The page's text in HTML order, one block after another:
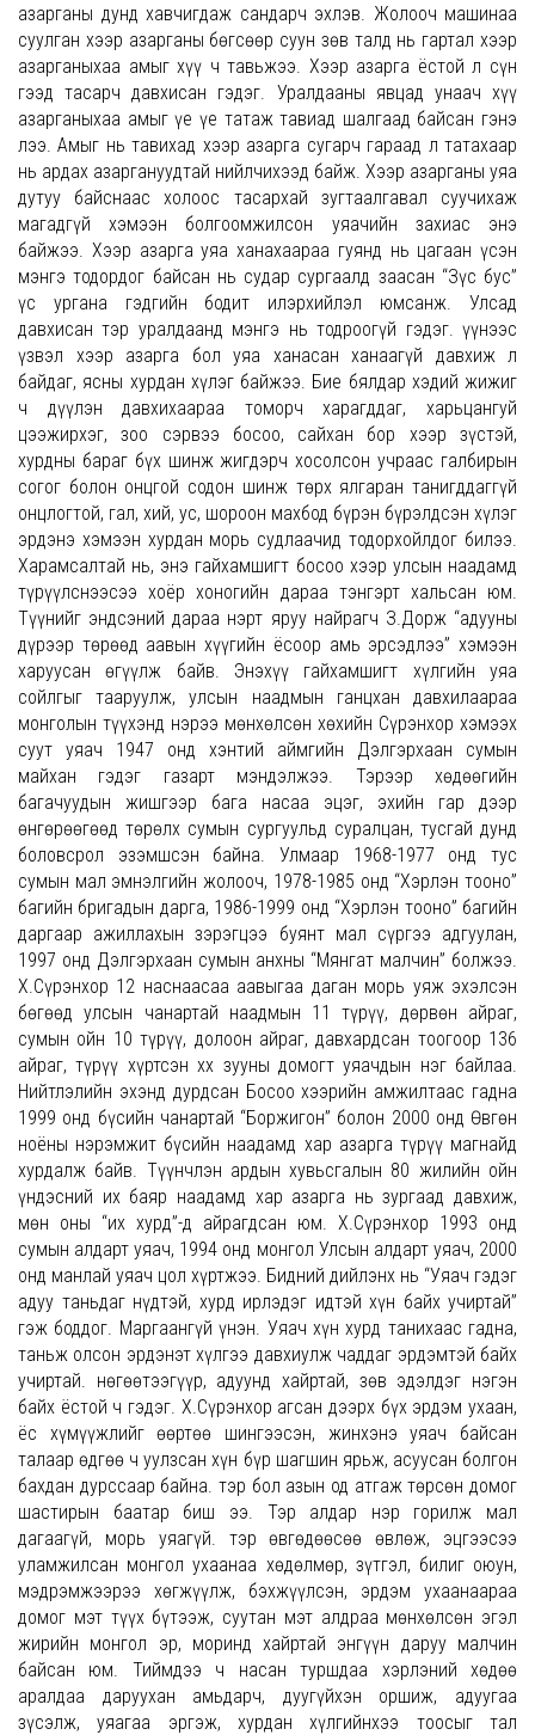
азарганы дунд хавчигдаж сандарч эхлэв. Жолооч машинаа
суулган хээр азарганы бөгсөөр суун зөв талд нь гартал хээр
азарганыхаа амыг хүү ч тавьжээ. Хээр азарга ёстой л сүн
гээд тасарч давхисан гэдэг. Уралдааны явцад унаач хүү
азарганыхаа амыг үе үе татаж тавиад шалгаад байсан гэнэ
лээ. Амыг нь тавихад хээр азарга сугарч гараад л татахаар
нь ардах азаргануудтай нийлчихээд байж. Хээр азарганы уяа
дутуу байснаас холоос тасархай зугтаалгавал суучихаж
магадгүй хэмээн болгоомжилсон уяачийн захиас энэ
байжээ. Хээр азарга уяа ханахаараа гуянд нь цагаан үсэн
мэнгэ тодордог байсан нь судар сургаалд заасан “Зүс бус”
үс ургана гэдгийн бодит илэрхийлэл юмсанж. Улсад
давхисан тэр уралдаанд мэнгэ нь тодроогүй гэдэг. үүнээс
үзвэл хээр азарга бол уяа ханасан ханаагүй давхиж л
байдаг, ясны хурдан хүлэг байжээ. Бие бялдар хэдий жижиг
ч дүүлэн давхихаараа томорч харагддаг, харьцангуй
цээжирхэг, зоо сэрвээ босоо, сайхан бор хээр зүстэй,
хурдны бараг бүх шинж жигдэрч хосолсон учраас галбирын
согог болон онцгой содон шинж төрх ялгаран танигддаггүй
онцлогтой, гал, хий, ус, шороон махбод бүрэн бүрэлдсэн хүлэг
эрдэнэ хэмээн хурдан морь судлаачид тодорхойлдог билээ.
Харамсалтай нь, энэ гайхамшигт босоо хээр улсын наадамд
түрүүлснээсээ хоёр хоногийн дараа тэнгэрт хальсан юм.
Түүнийг эндсэний дараа нэрт яруу найрагч З.Дорж “адууны
дүрээр төрөөд аавын хүүгийн ёсоор амь эрсэдлээ” хэмээн
харуусан өгүүлж байв. Энэхүү гайхамшигт хүлгийн уяа
сойлгыг тааруулж, улсын наадмын ганцхан давхилаараа
монголын түүхэнд нэрээ мөнхөлсөн хөхийн Сүрэнхор хэмээх
суут уяач 1947 онд хэнтий аймгийн Дэлгэрхаан сумын
майхан гэдэг газарт мэндэлжээ. Тэрээр хөдөөгийн
багачуудын жишгээр бага насаа эцэг, эхийн гар дээр
өнгөрөөгөөд төрөлх сумын сургуульд суралцан, тусгай дунд
боловсрол эзэмшсэн байна. Улмаар 1968-1977 онд тус
сумын мал эмнэлгийн жолооч, 1978-1985 онд “Хэрлэн тооно”
багийн бригадын дарга, 1986-1999 онд “Хэрлэн тооно” багийн
даргаар ажиллахын зэрэгцээ буянт мал сүргээ адгуулан,
1997 онд Дэлгэрхаан сумын анхны “Мянгат малчин” болжээ.
Х.Сүрэнхор 12 наснаасаа аавыгаа даган морь уяж эхэлсэн
бөгөөд улсын чанартай наадмын 11 түрүү, дөрвөн айраг,
сумын ойн 10 түрүү, долоон айраг, давхардсан тоогоор 136
айраг, түрүү хүртсэн хх зууны домогт уяачдын нэг байлаа.
Нийтлэлийн эхэнд дурдсан Босоо хээрийн амжилтаас гадна
1999 онд бүсийн чанартай “Боржигон” болон 2000 онд Өвгөн
ноёны нэрэмжит бүсийн наадамд хар азарга түрүү магнайд
хурдалж байв. Түүнчлэн ардын хувьсгалын 80 жилийн ойн
үндэсний их баяр наадамд хар азарга нь зургаад давхиж,
мөн оны “их хурд”-д айрагдсан юм. Х.Сүрэнхор 1993 онд
сумын алдарт уяач, 1994 онд монгол Улсын алдарт уяач, 2000
онд манлай уяач цол хүртжээ. Бидний дийлэнх нь “Уяач гэдэг
адуу таньдаг нүдтэй, хурд ирлэдэг идтэй хүн байх учиртай”
гэж боддог. Маргаангүй үнэн. Уяач хүн хурд танихаас гадна,
таньж олсон эрдэнэт хүлгээ давхиулж чаддаг эрдэмтэй байх
учиртай. нөгөөтээгүүр, адуунд хайртай, зөв эдэлдэг нэгэн
байх ёстой ч гэдэг. Х.Сүрэнхор агсан дээрх бүх эрдэм ухаан,
ёс хүмүүжлийг өөртөө шингээсэн, жинхэнэ уяач байсан
талаар өдгөө ч уулзсан хүн бүр шагшин ярьж, асуусан болгон
бахдан дурссаар байна. тэр бол азын од атгаж төрсөн домог
шастирын баатар биш ээ. Тэр алдар нэр горилж мал
дагаагүй, морь уяагүй. тэр өвгөдөөсөө өвлөж, эцгээсээ
уламжилсан монгол ухаанаа хөдөлмөр, зүтгэл, билиг оюун,
мэдрэмжээрээ хөгжүүлж, бэхжүүлсэн, эрдэм ухаанаараа
домог мэт түүх бүтээж, суутан мэт алдраа мөнхөлсөн эгэл
жирийн монгол эр, моринд хайртай энгүүн даруу малчин
байсан юм. Тиймдээ ч насан туршдаа хэрлэний хөдөө
аралдаа даруухан амьдарч, дуугүйхэн оршиж, адуугаа
зүсэлж, уяагаа эргэж, хурдан хүлгийнхээ тоосыг тал